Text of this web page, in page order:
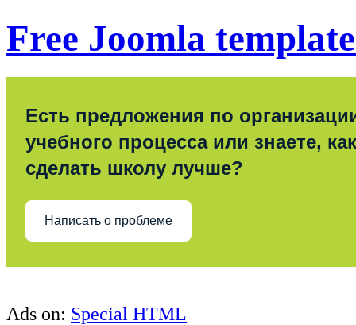
Free Joomla
Есть предложения по
учебного процесса или знаете, как
сделать школу лучше?
Написать о проблеме
Ads on: Special HTML